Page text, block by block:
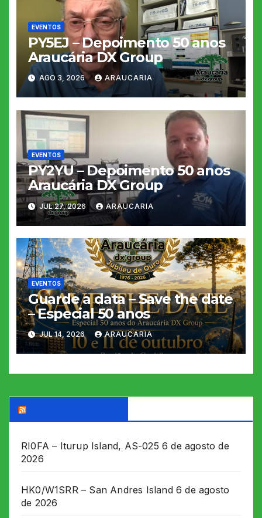
EVENTOS
PY5EJ – Depoimento 50 anos
Araucária DX Group
AGO 3, 2026 ARAUCARIA
EVENTOS
PY2YU – Depoimento 50 anos
Araucária DX Group
JUL 27, 2026 ARAUCARIA
EVENTOS
Guarde a data – Save the date
– Especial 50 anos
JUL 14, 2026 ARAUCARIA
RI0FA – Iturup Island, AS-025 6 de agosto de
2026
HK0/W1SRR – San Andres Island 6 de agosto
de 2026